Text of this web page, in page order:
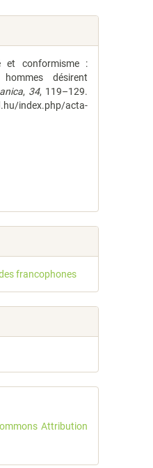
et conformisme :
désirent
, 34, 119–129.
index.php/acta-
francophones
Attribution